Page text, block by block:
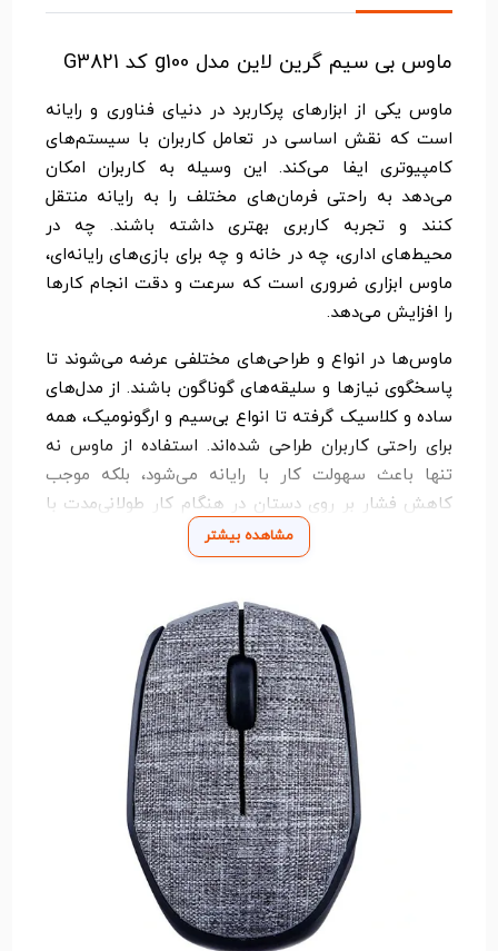
ماوس بی سیم گرین لاین مدل g100 کد G3821
ماوس یکی از ابزارهای پرکاربرد در دنیای فناوری و رایانه
است که نقش اساسی در تعامل کاربران با سیستم‌های
کامپیوتری ایفا می‌کند. این وسیله به کاربران امکان
می‌دهد به راحتی فرمان‌های مختلف را به رایانه منتقل
کنند و تجربه کاربری بهتری داشته باشند. چه در
محیط‌های اداری، چه در خانه و چه برای بازی‌های رایانه‌ای،
ماوس ابزاری ضروری است که سرعت و دقت انجام کارها
را افزایش می‌دهد.
ماوس‌ها در انواع و طراحی‌های مختلفی عرضه می‌شوند تا
پاسخگوی نیازها و سلیقه‌های گوناگون باشند. از مدل‌های
ساده و کلاسیک گرفته تا انواع بی‌سیم و ارگونومیک، همه
برای راحتی کاربران طراحی شده‌اند. استفاده از ماوس نه
تنها باعث سهولت کار با رایانه می‌شود، بلکه موجب
کاهش فشار بر روی دستان در هنگام کار طولانی‌مدت با
کامپیوتری تبدیل شده است و بدون آن کار با رایانه و
لپ‌تاپ برای بسیاری از کاربران دشوار خواهد بود. این ابزار
کوچک، نقش بزرگی در بهبود بهره‌وری و راحتی کاربران دارد.
مشاهده بیشتر